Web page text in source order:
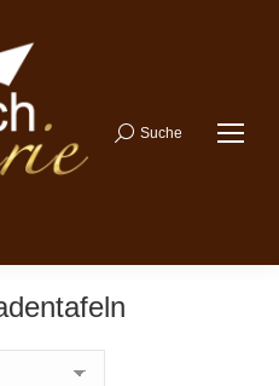
Search:
Suche